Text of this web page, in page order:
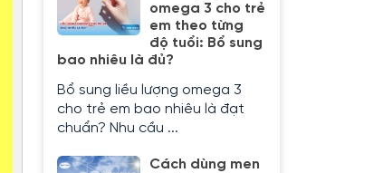
omega 3 cho trẻ
em theo từng
độ tuổi: Bổ sung
bao nhiêu là đủ?
Bổ sung liều lượng omega 3
cho trẻ em bao nhiêu là đạt
chuẩn? Nhu cầu ...
Cách dùng men